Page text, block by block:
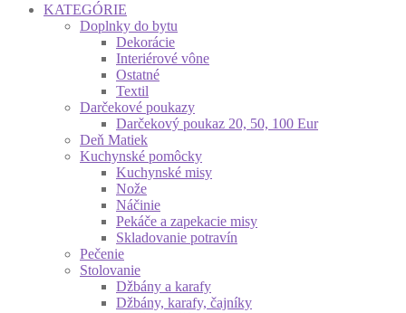
KATEGÓRIE
Doplnky do bytu
Dekorácie
Interiérové vône
Ostatné
Textil
Darčekové poukazy
Darčekový poukaz 20, 50, 100 Eur
Deň Matiek
Kuchynské pomôcky
Kuchynské misy
Nože
Náčinie
Pekáče a zapekacie misy
Skladovanie potravín
Pečenie
Stolovanie
Džbány a karafy
Džbány, karafy, čajníky